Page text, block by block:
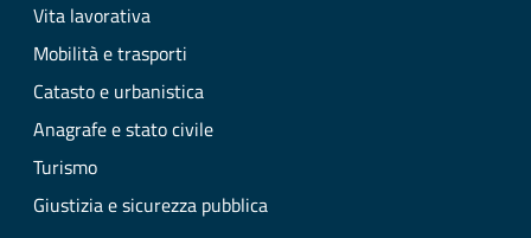
Vita lavorativa
Mobilità e trasporti
Catasto e urbanistica
Anagrafe e stato civile
Turismo
Giustizia e sicurezza pubblica